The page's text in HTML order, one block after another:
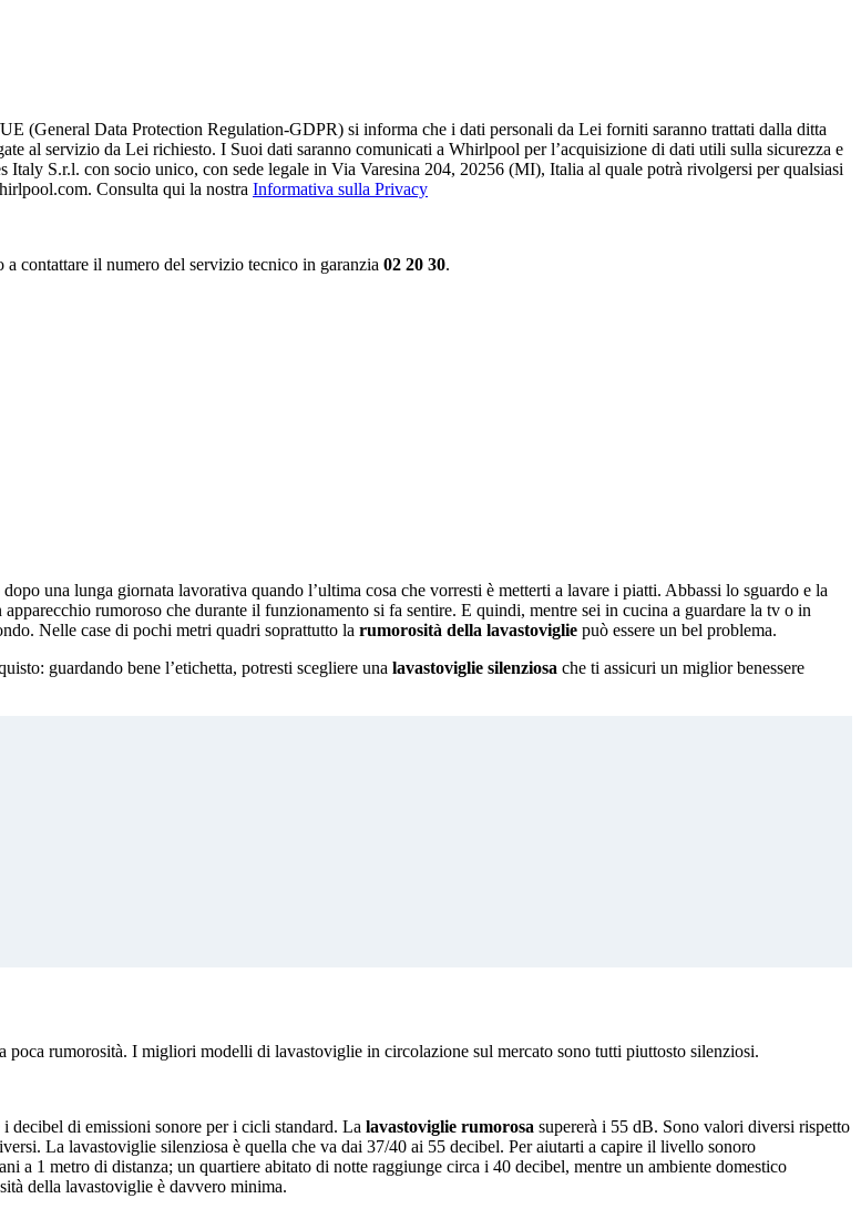
(General Data Protection Regulation-GDPR) si informa che i dati personali da Lei forniti saranno​ trattati dalla ditta
al servizio da Lei richiesto. I S​uoi dati saranno comunicati a Whirlpool per l’acquisizione di dati utili sulla sicurezza e
S.r.l. con socio unico, con sede legale in Via Varesina 204, 20256 (MI), Italia al quale potrà rivolgersi per qualsiasi
Consulta qui la nostra Informativa sulla Privacy
a contattare il numero del servizio tecnico in garanzia 02 20 30.
una lunga giornata lavorativa quando l’ultima cosa che vorresti è metterti a lavare i piatti. Abbassi lo sguardo e la
rumoroso che durante il funzionamento si fa sentire. E quindi, mentre sei in cucina a guardare la tv o in
Nelle case di pochi metri quadri soprattutto la rumorosità della lavastoviglie può essere un bel problema.
guardando bene l’etichetta, potresti scegliere una lavastoviglie silenziosa che ti assicuri un miglior benessere
poca rumorosità. I migliori modelli di lavastoviglie in circolazione sul mercato sono tutti piuttosto silenziosi.
decibel di emissioni sonore per i cicli standard. La lavastoviglie rumorosa supererà i 55 dB. Sono valori diversi rispetto
La lavastoviglie silenziosa è quella che va dai 37/40 ai 55 decibel. Per aiutarti a capire il livello sonoro
a 1 metro di distanza; un quartiere abitato di notte raggiunge circa i 40 decibel, mentre un ambiente domestico
della lavastoviglie è davvero minima.